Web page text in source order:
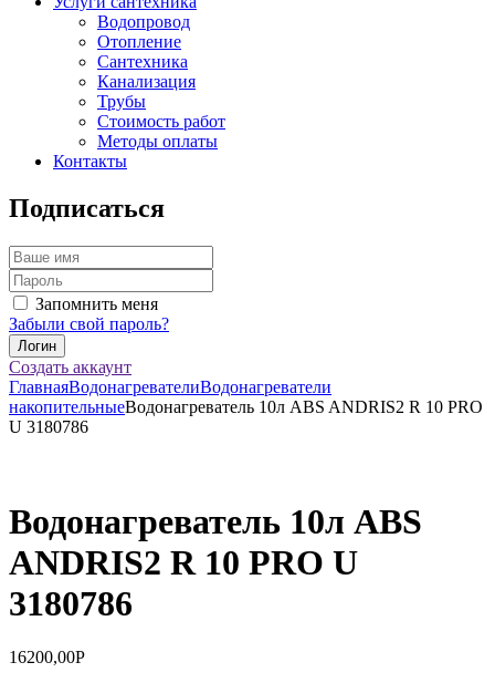
Водопровод
Отопление
Сантехника
Канализация
Трубы
Стоимость работ
Методы оплаты
Контакты
Подписаться
Запомнить меня
Забыли свой пароль?
Создать аккаунт
ГлавнаяВодонагревателиВодонагреватели
накопительныеВодонагреватель 10л ABS ANDRIS2 R 10 PRO
U 3180786
Водонагреватель 10л ABS
ANDRIS2 R 10 PRO U
3180786
16200,00Р